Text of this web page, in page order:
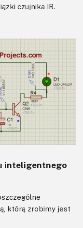
czujnika IR.
inteligentnego
którą zrobimy jest